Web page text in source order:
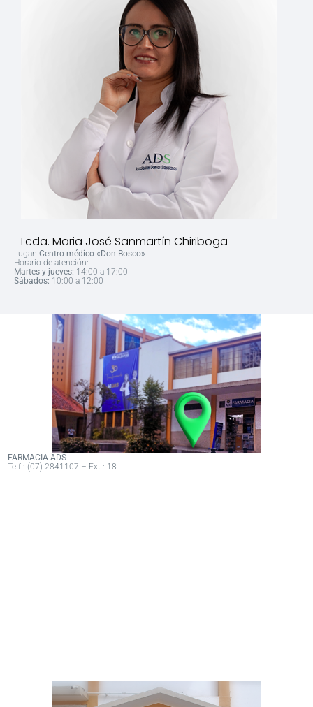
Lcda. Maria José Sanmartín Chiriboga
Lugar: Centro médico «Don Bosco»
Horario de atención:
Martes y jueves: 14:00 a 17:00
Sábados: 10:00 a 12:00
FARMACIA ADS
Telf.: (07) 2841107 – Ext.: 18